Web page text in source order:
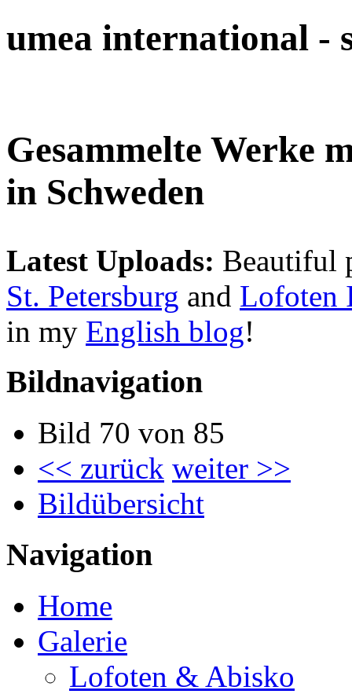
umea international -
Gesammelte Werke
in Schweden
Latest Uploads: Beautiful
St. Petersburg and Lofoten
in my English blog!
Bildnavigation
Bild 70 von 85
<< zurück weiter >>
Bildübersicht
Navigation
Home
Galerie
Lofoten & Abisko